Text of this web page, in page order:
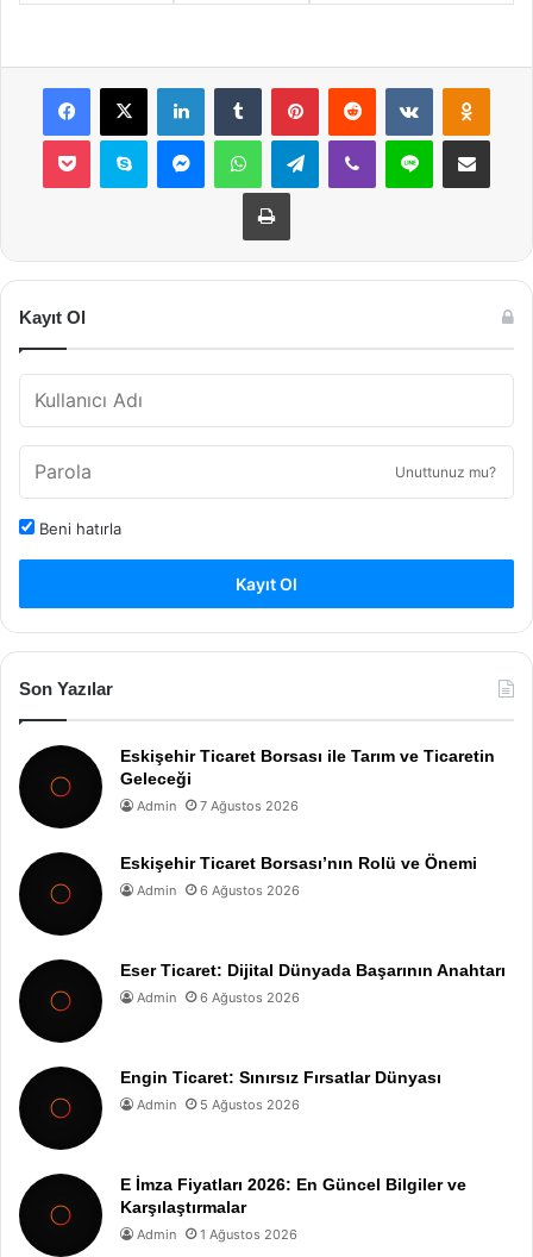
Facebook
X LinkedInTumblr PinterestReddit VKontakte
Pocket Skype MessengerWhatsAppTelegramViber Line E-Posta ile
Yazdır
Kayıt Ol
Unuttunuz mu?
Beni hatırla
Kayıt Ol
Son Yazılar
Eskişehir Ticaret Borsası ile Tarım ve Ticaretin
Geleceği
Admin 7 Ağustos 2026
Eskişehir Ticaret Borsası’nın Rolü ve Önemi
Admin 6 Ağustos 2026
Eser Ticaret: Dijital Dünyada Başarının Anahtarı
Admin 6 Ağustos 2026
Engin Ticaret: Sınırsız Fırsatlar Dünyası
Admin 5 Ağustos 2026
E İmza Fiyatları 2026: En Güncel Bilgiler ve
Karşılaştırmalar
Admin 1 Ağustos 2026